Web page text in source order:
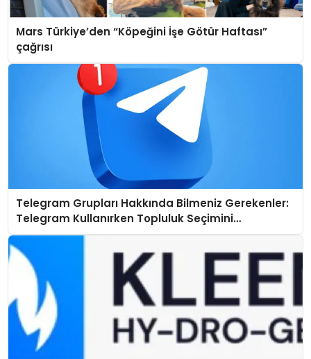
Mars Türkiye’den “Köpeğini İşe Götür Haftası”
çağrısı
Telegram Grupları Hakkında Bilmeniz Gerekenler:
Telegram Kullanırken Topluluk Seçimini
Kolaylaştırın